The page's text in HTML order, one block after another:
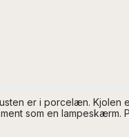
er i porcelæn. Kjolen
som en lampeskærm.